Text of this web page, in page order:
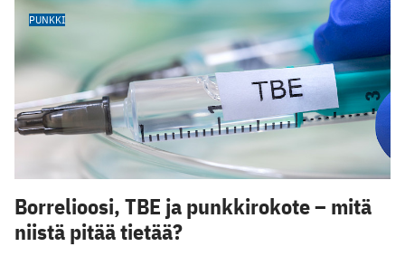
PUNKKI
Borrelioosi, TBE ja punkkirokote – mitä
niistä pitää tietää?